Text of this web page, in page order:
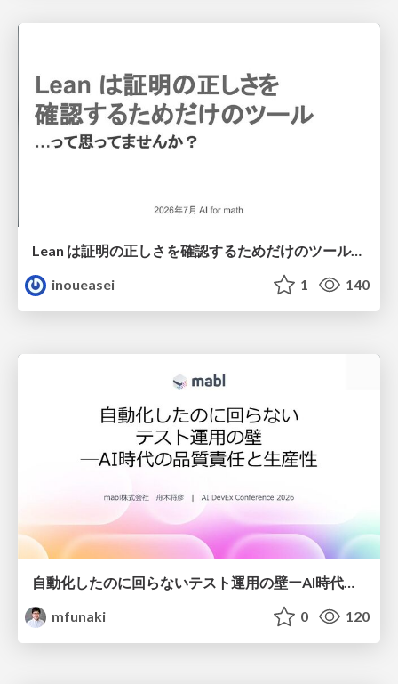
Lean は証明の正しさを確認するためだけのツールって思ってませんか？
inoueasei
1 140
mfunaki
0 120